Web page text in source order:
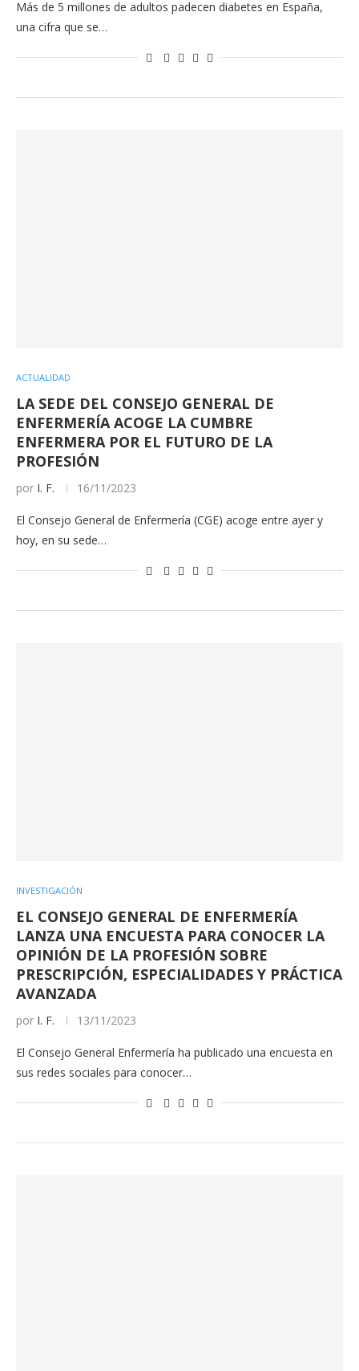
Más de 5 millones de adultos padecen diabetes en España,
una cifra que se…
ACTUALIDAD
LA SEDE DEL CONSEJO GENERAL DE
ENFERMERÍA ACOGE LA CUMBRE
ENFERMERA POR EL FUTURO DE LA
PROFESIÓN
por I. F. 16/11/2023
El Consejo General de Enfermería (CGE) acoge entre ayer y
hoy, en su sede…
INVESTIGACIÓN
EL CONSEJO GENERAL DE ENFERMERÍA
LANZA UNA ENCUESTA PARA CONOCER LA
OPINIÓN DE LA PROFESIÓN SOBRE
PRESCRIPCIÓN, ESPECIALIDADES Y PRÁCTICA
AVANZADA
por I. F. 13/11/2023
El Consejo General Enfermería ha publicado una encuesta en
sus redes sociales para conocer…